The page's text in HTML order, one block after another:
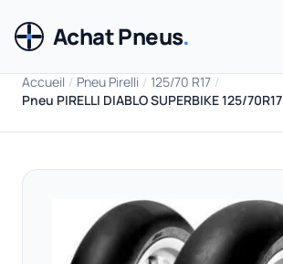
Achat Pneus.
Accueil / Pneu Pirelli / 125/70 R17 /
Pneu PIRELLI DIABLO SUPERBIKE 125/70R17